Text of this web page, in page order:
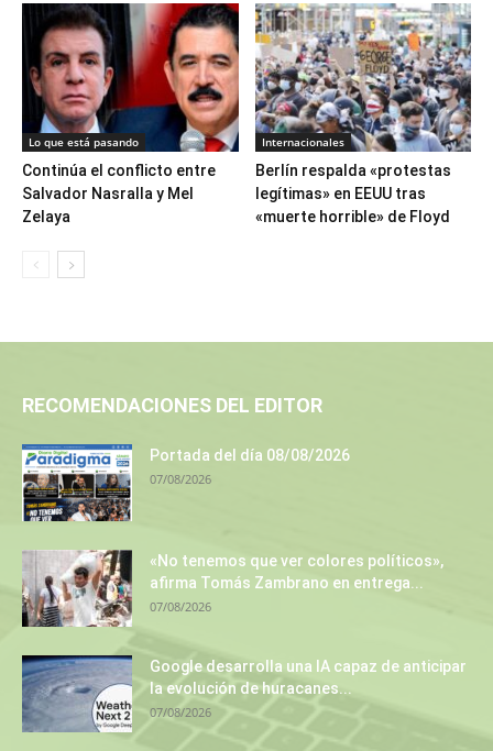
Lo que está pasando
Continúa el conflicto entre
Salvador Nasralla y Mel
Zelaya
Internacionales
Berlín respalda «protestas
legítimas» en EEUU tras
«muerte horrible» de Floyd
RECOMENDACIONES DEL EDITOR
Portada del día 08/08/2026
07/08/2026
«No tenemos que ver colores políticos»,
afirma Tomás Zambrano en entrega...
07/08/2026
Google desarrolla una IA capaz de anticipar
la evolución de huracanes...
07/08/2026